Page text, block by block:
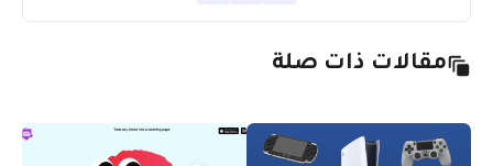
مقالات ذات صلة